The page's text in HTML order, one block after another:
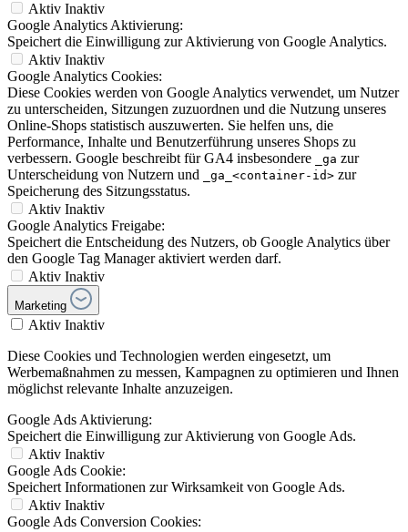
Aktiv Inaktiv
Google Analytics Aktivierung:
Speichert die Einwilligung zur Aktivierung von Google Analytics.
Aktiv Inaktiv
Google Analytics Cookies:
Diese Cookies werden von Google Analytics verwendet, um Nutzer
zu unterscheiden, Sitzungen zuzuordnen und die Nutzung unseres
Online-Shops statistisch auszuwerten. Sie helfen uns, die
Performance, Inhalte und Benutzerführung unseres Shops zu
verbessern. Google beschreibt für GA4 insbesondere
_ga zur
Unterscheidung von Nutzern und
_ga_<container-id> zur
Speicherung des Sitzungsstatus.
Aktiv Inaktiv
Google Analytics Freigabe:
Speichert die Entscheidung des Nutzers, ob Google Analytics über
den Google Tag Manager aktiviert werden darf.
Aktiv Inaktiv
Marketing
Aktiv Inaktiv
Diese Cookies und Technologien werden eingesetzt, um
Werbemaßnahmen zu messen, Kampagnen zu optimieren und Ihnen
möglichst relevante Inhalte anzuzeigen.
Google Ads Aktivierung:
Speichert die Einwilligung zur Aktivierung von Google Ads.
Aktiv Inaktiv
Google Ads Cookie:
Speichert Informationen zur Wirksamkeit von Google Ads.
Aktiv Inaktiv
Google Ads Conversion Cookies: